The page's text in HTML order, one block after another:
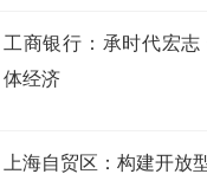
工商银行：承时代宏
体经济
上海自贸区：构建开放